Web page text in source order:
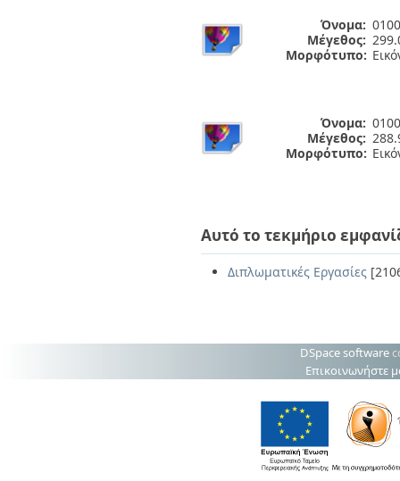
Όνομα:
Μέγεθος:
Μορφότυπο:
Όνομα:
Μέγεθος:
Μορφότυπο:
Αυτό το τεκμήριο
Διπλωματικές Εργασίες
DSpace software
Επικοινωνήστε